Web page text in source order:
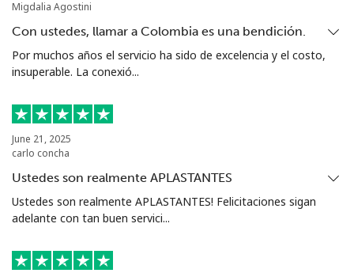
Migdalia Agostini
Con ustedes, llamar a Colombia es una bendición.
Por muchos años el servicio ha sido de excelencia y el costo,
insuperable. La conexió...
June 21, 2025
carlo concha
Ustedes son realmente APLASTANTES
Ustedes son realmente APLASTANTES! Felicitaciones sigan
adelante con tan buen servici...